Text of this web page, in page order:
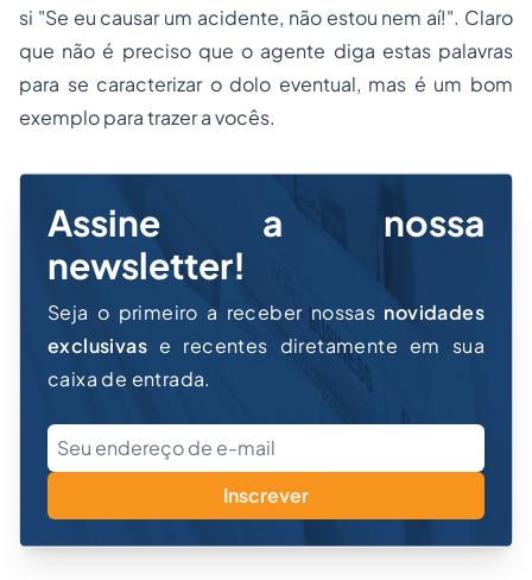
si "Se eu causar um acidente, não estou nem aí!". Claro
que não é preciso que o agente diga estas palavras
para se caracterizar o dolo eventual, mas é um bom
exemplo para trazer a vocês.
Assine a nossa
newsletter!
Seja o primeiro a receber nossas novidades
exclusivas e recentes diretamente em sua
caixa de entrada.
Inscrever